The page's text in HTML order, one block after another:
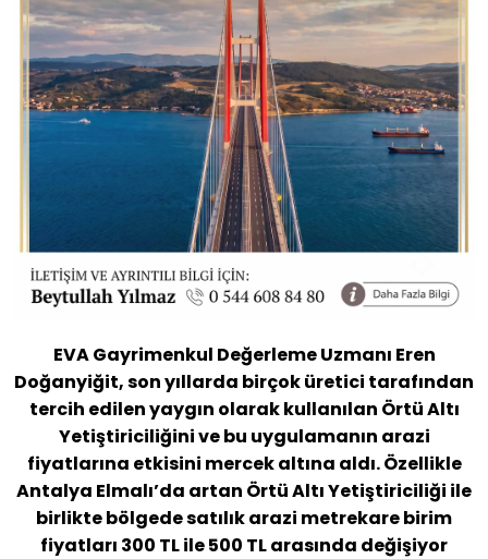
EVA Gayrimenkul Değerleme Uzmanı Eren
Doğanyiğit,son yıllarda birçok üretici tarafından
tercih edilen yaygın olarak kullanılan Örtü Altı
Yetiştiriciliğini ve bu uygulamanın arazi
fiyatlarına etkisini mercek altına aldı. Özellikle
Antalya Elmalı’da artan Örtü Altı Yetiştiriciliği ile
birlikte bölgede satılık arazi metrekare birim
fiyatları 300 TL ile 500 TL arasında değişiyor